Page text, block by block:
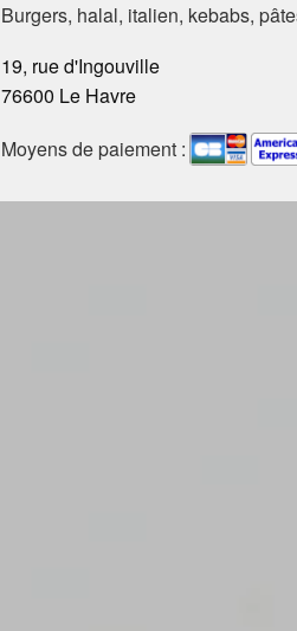
Burgers, halal, italien, kebabs,
19, rue d'Ingouville
76600 Le Havre
Moyens de paiement :